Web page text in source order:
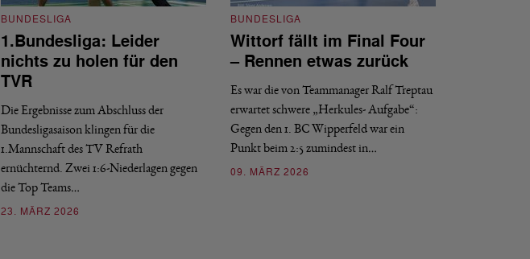
BUNDESLIGA
1.Bundesliga: Leider
nichts zu holen für den
TVR
Die Ergebnisse zum Abschluss der
Bundesligasaison klingen für die
1.Mannschaft des TV Refrath
ernüchternd. Zwei 1:6-Niederlagen gegen
die Top Teams…
23. MÄRZ 2026
BUNDESLIGA
Wittorf fällt im Final Four
– Rennen etwas zurück
Es war die von Teammanager Ralf Treptau
erwartet schwere „Herkules- Aufgabe“:
Gegen den 1. BC Wipperfeld war ein
Punkt beim 2:5 zumindest in…
09. MÄRZ 2026